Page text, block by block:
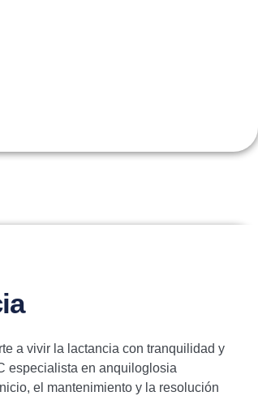
a vivir la lactancia con tranquilidad y
especialista en anquiloglosia
el mantenimiento y la resolución